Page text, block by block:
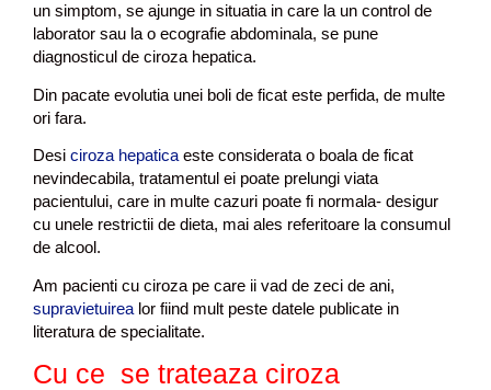
un simptom, se ajunge in situatia in care la un control de
laborator sau la o ecografie abdominala, se pune
diagnosticul de ciroza hepatica.
Din pacate evolutia unei boli de ficat este perfida, de multe
ori fara.
Desi ciroza hepatica este considerata o boala de ficat
nevindecabila, tratamentul ei poate prelungi viata
pacientului, care in multe cazuri poate fi normala- desigur
cu unele restrictii de dieta, mai ales referitoare la consumul
de alcool.
Am pacienti cu ciroza pe care ii vad de zeci de ani,
supravietuirea lor fiind mult peste datele publicate in
literatura de specialitate.
Cu ce se trateaza ciroza